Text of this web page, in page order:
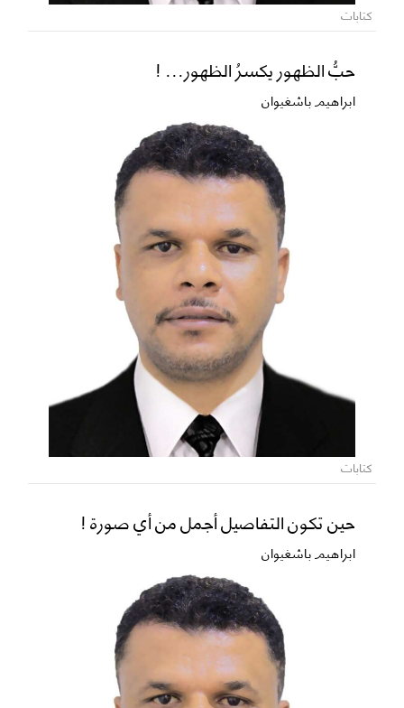
كتابات
حبُّ الظهور يكسرُ الظهور... !
ابراهيم باشغيوان
كتابات
حين تكون التفاصيل أجمل من أي صورة !
ابراهيم باشغيوان